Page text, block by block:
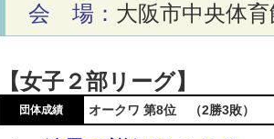
会 場： 大阪市中央体
【女子２部リーグ】
団体成績 オークワ 第8位 （2勝3敗）